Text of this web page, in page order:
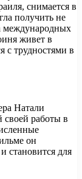
снимается в
получить не
международных
живет в
с трудностями в
Натали
своей работы в
он
становится для